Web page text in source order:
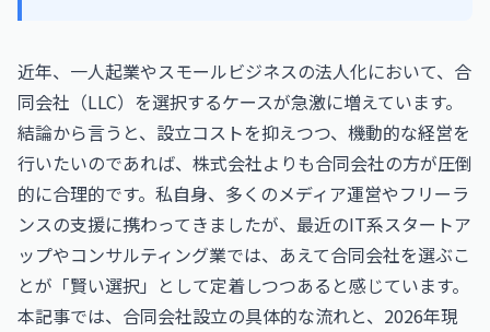
近年、一人起業やスモールビジネスの法人化において、合
同会社（LLC）を選択するケースが急激に増えています。
結論から言うと、設立コストを抑えつつ、機動的な経営を
行いたいのであれば、株式会社よりも合同会社の方が圧倒
的に合理的です。私自身、多くのメディア運営やフリーラ
ンスの支援に携わってきましたが、最近のIT系スタートア
ップやコンサルティング業では、あえて合同会社を選ぶこ
とが「賢い選択」として定着しつつあると感じています。
本記事では、合同会社設立の具体的な流れと、2026年現